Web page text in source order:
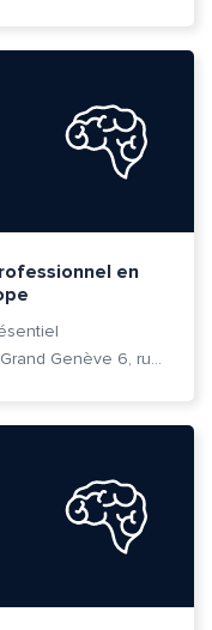
en
Cité des Métiers du Grand Genève 6, rue Prévost-Martin 1205 Genève